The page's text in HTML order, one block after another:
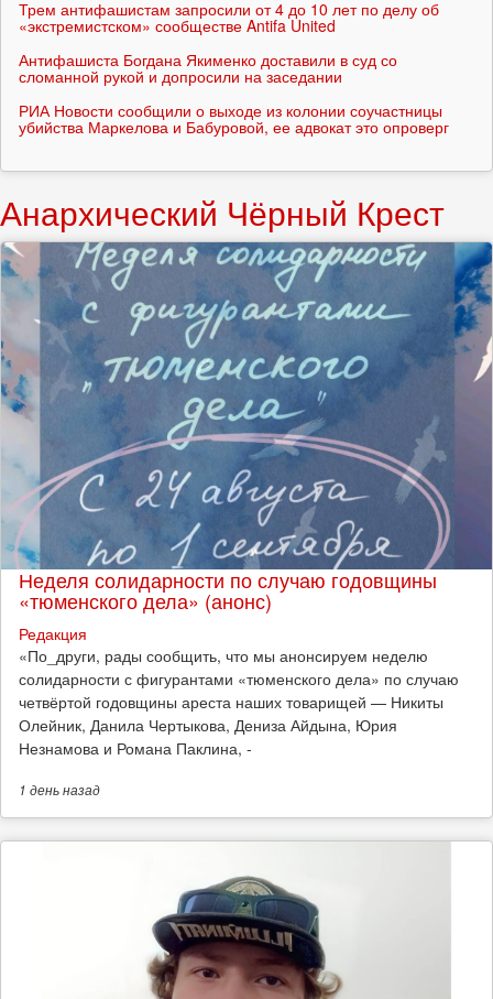
Трем антифашистам запросили от 4 до 10 лет по делу об
«экстремистском» сообществе Antifa United
Антифашиста Богдана Якименко доставили в суд со
сломанной рукой и допросили на заседании
РИА Новости сообщили о выходе из колонии соучастницы
убийства Маркелова и Бабуровой, ее адвокат это опроверг
Анархический Чёрный Крест
Неделя солидарности по случаю годовщины
«тюменского дела» (анонс)
Редакция
​«По_други, рады сообщить, что мы анонсируем неделю
солидарности с фигурантами «тюменского дела» по случаю
четвёртой годовщины ареста наших товарищей — Никиты
Олейник, Данила Чертыкова, Дениза Айдына, Юрия
Незнамова и Романа Паклина, -
1 деньназад